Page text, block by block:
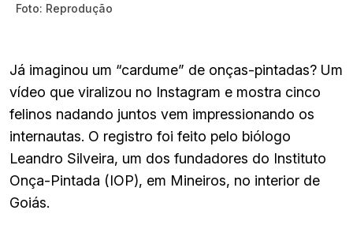
Foto: Reprodução
Já imaginou um “cardume” de onças-pintadas? Um
vídeo que viralizou no Instagram e mostra cinco
felinos nadando juntos vem impressionando os
internautas. O registro foi feito pelo biólogo
Leandro Silveira, um dos fundadores do Instituto
Onça-Pintada (IOP), em Mineiros, no interior de
Goiás.